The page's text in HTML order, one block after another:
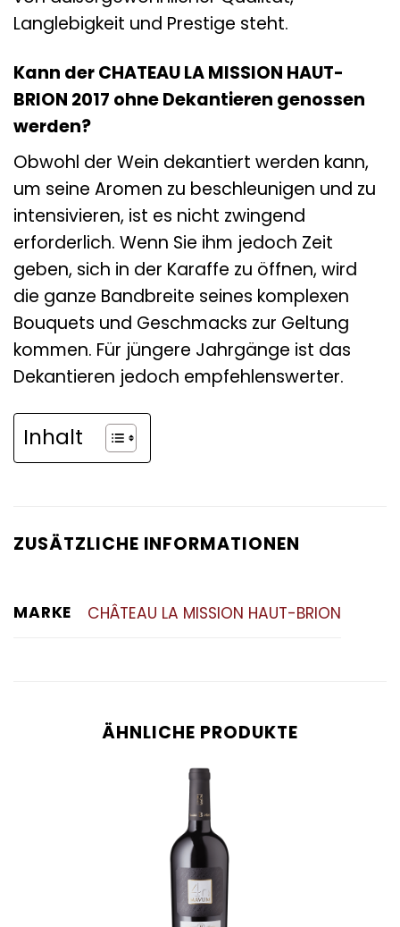
Langlebigkeit und Prestige steht.
Kann der CHATEAU LA MISSION HAUT-
BRION 2017 ohne Dekantieren genossen
werden?
Obwohl der Wein dekantiert werden kann,
um seine Aromen zu beschleunigen und zu
intensivieren, ist es nicht zwingend
erforderlich. Wenn Sie ihm jedoch Zeit
geben, sich in der Karaffe zu öffnen, wird
die ganze Bandbreite seines komplexen
Bouquets und Geschmacks zur Geltung
kommen. Für jüngere Jahrgänge ist das
Dekantieren jedoch empfehlenswerter.
Inhalt
ZUSÄTZLICHE INFORMATIONEN
MARKE CHÂTEAU LA MISSION HAUT-BRION
ÄHNLICHE PRODUKTE